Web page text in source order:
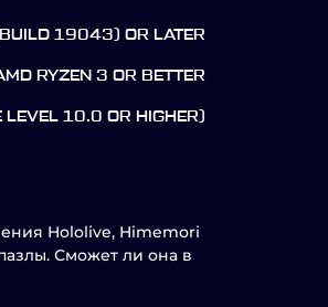
19043) OR LATER
RYZEN 3 OR BETTER
LEVEL 10.0 OR HIGHER)
Hololive, Himemori
Сможет ли она в